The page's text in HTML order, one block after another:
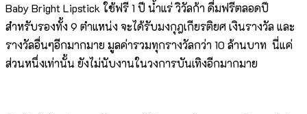
Baby Bright Lipstick ใช้ฟรี 1 ปี น้ำแร่ วิวัลก้า ดื่มฟรีตลอดปี
สำหรับรองทั้ง 9 ตำแหน่ง จะได้รับมงกุฎเกียรติยศ เงินรางวัล และ
รางวัลอื่นๆอีกมากมาย มูลค่ารวมทุกรางวัลกว่า 10 ล้านบาท นี่แค่
ส่วนหนึ่งเท่านั้น ยังไม่นับงานในวงการบันเทิงอีกมากมาย